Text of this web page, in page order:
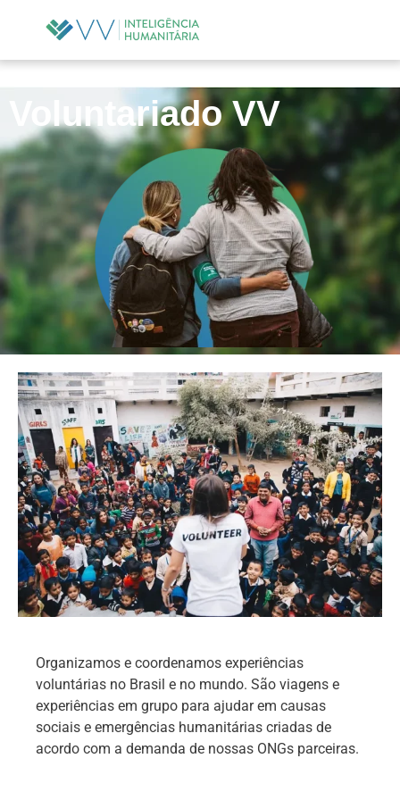
Voluntariado VV
Organizamos e coordenamos experiências
voluntárias no Brasil e no mundo. São viagens e
experiências em grupo para ajudar em causas
sociais e emergências humanitárias criadas de
acordo com a demanda de nossas ONGs parceiras.